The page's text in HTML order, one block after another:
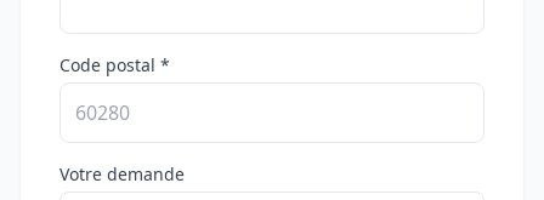
Code postal *
Votre demande